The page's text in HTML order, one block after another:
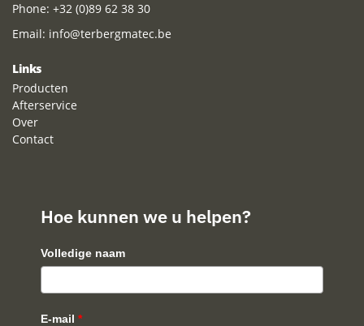
Phone: +32 (0)89 62 38 30
Email: info@terbergmatec.be
Links
Producten
Afterservice
Over
Contact
Hoe kunnen we u helpen?
Volledige naam
E-mail *